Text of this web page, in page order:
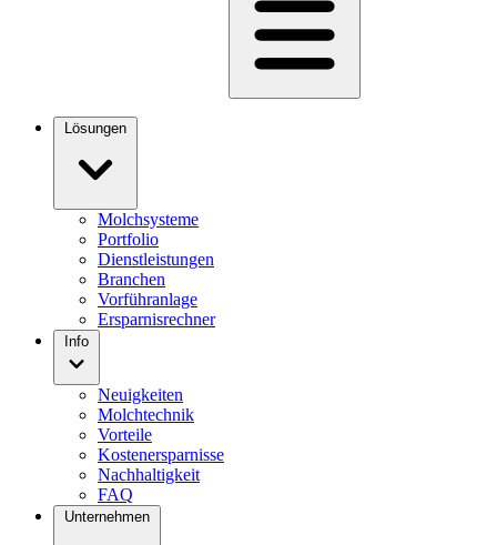
Lösungen
Molchsysteme
Portfolio
Dienstleistungen
Branchen
Vorführanlage
Ersparnisrechner
Info
Neuigkeiten
Molchtechnik
Vorteile
Kostenersparnisse
Nachhaltigkeit
FAQ
Unternehmen